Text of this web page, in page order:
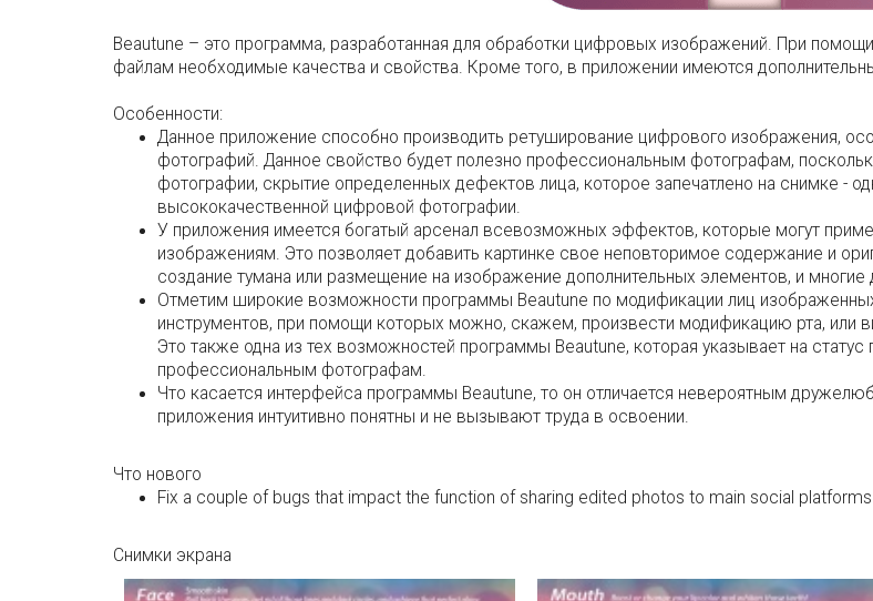
Beautune – это программа, разработанная для обработки цифровых изображений. При
файлам необходимые качества и свойства. Кроме того, в приложении имеются
Особенности:
Данное приложение способно производить ретуширование цифрового изображения,
фотографий. Данное свойство будет полезно профессиональным фотографам,
фотографии, скрытие определенных дефектов лица, которое запечатлено на снимке -
высококачественной цифровой фотографии.
У приложения имеется богатый арсенал всевозможных эффектов, которые могут
изображениям. Это позволяет добавить картинке свое неповторимое содержание и
создание тумана или размещение на изображение дополнительных элементов, и многие
Отметим широкие возможности программы Beautune по модификации лиц
инструментов, при помощи которых можно, скажем, произвести модификацию рта, или
Это также одна из тех возможностей программы Beautune, которая указывает на
профессиональным фотографам.
Что касается интерфейса программы Beautune, то он отличается невероятным
приложения интуитивно понятны и не вызывают труда в освоении.
Что нового
Fix a couple of bugs that impact the function of sharing edited photos to main social platforms
Снимки экрана